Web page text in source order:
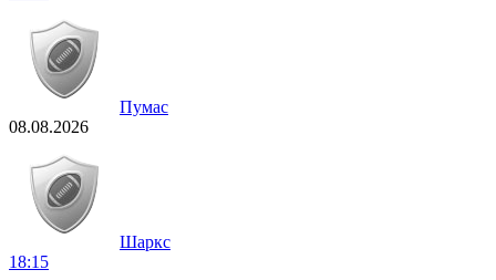
Пумас
08.08.2026
Шаркс
18:15